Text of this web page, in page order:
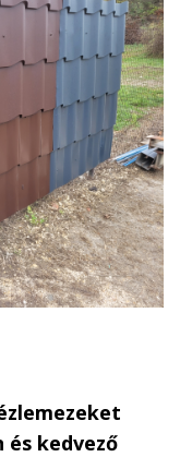
és kedvező